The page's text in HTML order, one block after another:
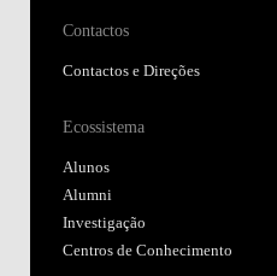
Contactos
Contactos e Direções
Ecossistema
Alunos
Alumni
Investigação
Centros de Conhecimento